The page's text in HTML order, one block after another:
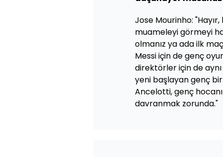
Jose Mourinho:
muameleyi görmeyi
olmanız ya ada ilk
Messi için de genç
direktörler için de
yeni başlayan genç
Ancelotti, genç
davranmak zorunda."